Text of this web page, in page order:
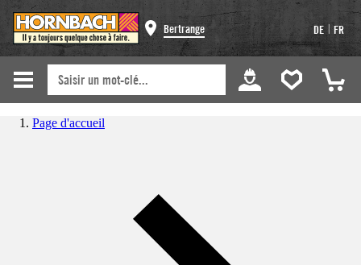
Bertrange DE | FR
Page d'accueil